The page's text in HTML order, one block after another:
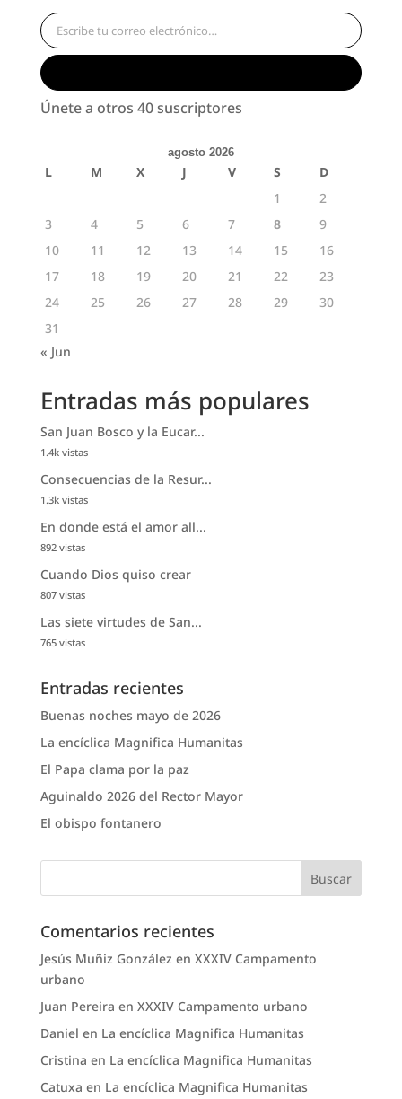
Escribe tu correo electrónico…
Únete a otros 40 suscriptores
agosto 2026
L M X J V S
D
1
2
3
4 5 6 7 8
9
10
11 12 13 14 15
16
17
18 19 20 21 22
23
24
25 26 27 28 29
30
31
« Jun
Entradas más populares
San Juan Bosco y la Eucar...
1.4k vistas
Consecuencias de la Resur...
1.3k vistas
En donde está el amor all...
892 vistas
Cuando Dios quiso crear
807 vistas
Las siete virtudes de San...
765 vistas
Entradas recientes
Buenas noches mayo de 2026
La encíclica Magnifica Humanitas
El Papa clama por la paz
Aguinaldo 2026 del Rector Mayor
El obispo fontanero
Comentarios recientes
Jesús Muñiz González en XXXIV Campamento
urbano
Juan Pereira en XXXIV Campamento urbano
Daniel en La encíclica Magnifica Humanitas
Cristina en La encíclica Magnifica Humanitas
Catuxa en La encíclica Magnifica Humanitas